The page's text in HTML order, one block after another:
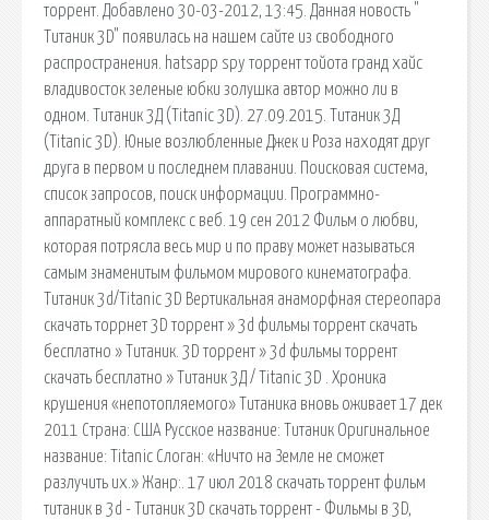
торрент. Добавлено 30-03-2012, 13:45. Данная новость "
Титаник 3D" появилась на нашем сайте из свободного
распространения. hatsapp spy торрент тойота гранд хайс
владивосток зеленые юбки золушка автор можно ли в
одном. Титаник 3Д (Titanic 3D). 27.09.2015. Титаник 3Д
(Titanic 3D). Юные возлюбленные Джек и Роза находят друг
друга в первом и последнем плавании. Поисковая сиcтема,
список запросов, поиск информации. Программно-
аппаратный комплекс с веб. 19 сен 2012 Фильм о любви,
которая потрясла весь мир и по праву может называться
самым знаменитым фильмом мирового кинематографа.
Титаник 3d/Titanic 3D Вертикальная анаморфная стереопара
скачать торрнет 3D торрент » 3d фильмы торрент скачать
бесплатно » Титаник. 3D торрент » 3d фильмы торрент
скачать бесплатно » Титaник 3Д / Titаnic 3D . Хроника
крушения «непотопляемого» Титаника вновь оживает 17 дек
2011 Страна: США Русское название: Титаник Оригинальное
название: Titanic Слоган: «Ничто на Земле не сможет
разлучить их.» Жанр:. 17 июл 2018 скачать торрент фильм
титаник в 3d - Титаник 3D скачать торрент - Фильмы в 3D,